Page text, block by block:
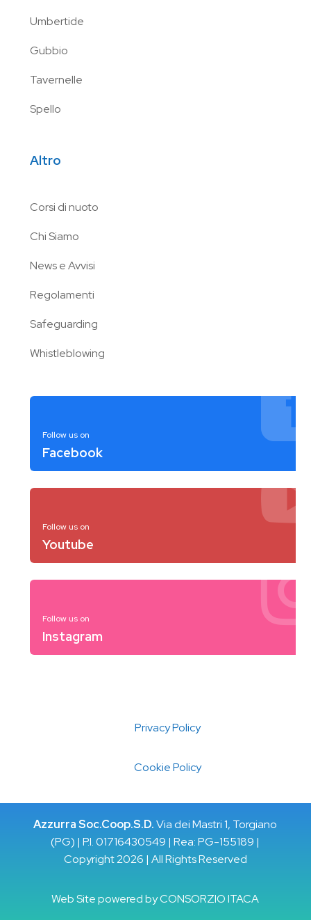
Umbertide
Gubbio
Tavernelle
Spello
Altro
Corsi di nuoto
Chi Siamo
News e Avvisi
Regolamenti
Safeguarding
Whistleblowing
Follow us on
Facebook
Follow us on
Youtube
Follow us on
Instagram
Privacy Policy
Cookie Policy
Azzurra Soc.Coop.S.D.Via dei Mastri 1, Torgiano
(PG) | P.I. 01716430549 | Rea: PG-155189 |
Copyright 2026 | All Rights Reserved
Web Site powered byCONSORZIO ITACA